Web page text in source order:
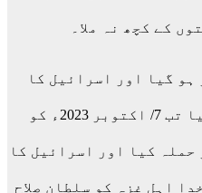
کے کچھ نہ ملا۔
ہو گیا اور اسرائیل کا
ظلم و ستم انتہا کو پہنچ گیا تب 7/ اکتوبر 2023ء کو
کیا اور اسرائیل کا
اہلِ غزہ کو سلطان صلاح